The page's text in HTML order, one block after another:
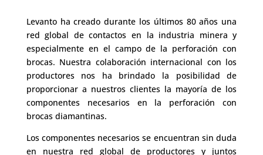
Levanto ha creado durante los últimos 80 años una
red global de contactos en la industria minera y
especialmente en el campo de la perforación con
brocas. Nuestra colaboración internacional con los
productores nos ha brindado la posibilidad de
proporcionar a nuestros clientes la mayoría de los
componentes necesarios en la perforación con
brocas diamantinas.
Los componentes necesarios se encuentran sin duda
en nuestra red global de productores y juntos